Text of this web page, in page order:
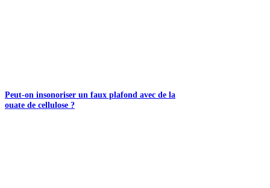
Peut-on insonoriser un faux plafond avec de la
ouate de cellulose ?